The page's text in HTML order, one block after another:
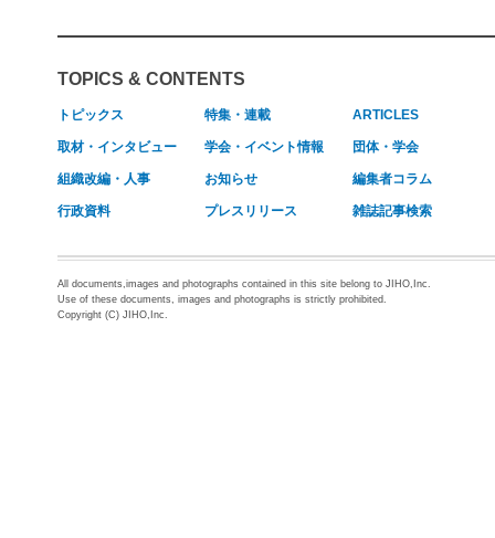
TOPICS & CONTENTS
トピックス 特集・連載 ARTICLES
取材・インタビュー 学会・イベント情報 団体・学会
組織改編・人事 お知らせ 編集者コラム
行政資料 プレスリリース 雑誌記事検索
All documents,images and photographs contained in this site belong to JIHO,Inc.
Use of these documents, images and photographs is strictly prohibited.
Copyright (C) JIHO,Inc.